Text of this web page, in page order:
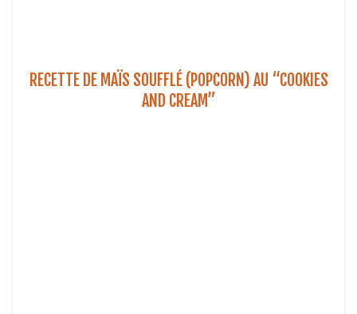
RECETTE DE MAÏS SOUFFLÉ (POPCORN) AU “COOKIES
AND CREAM”